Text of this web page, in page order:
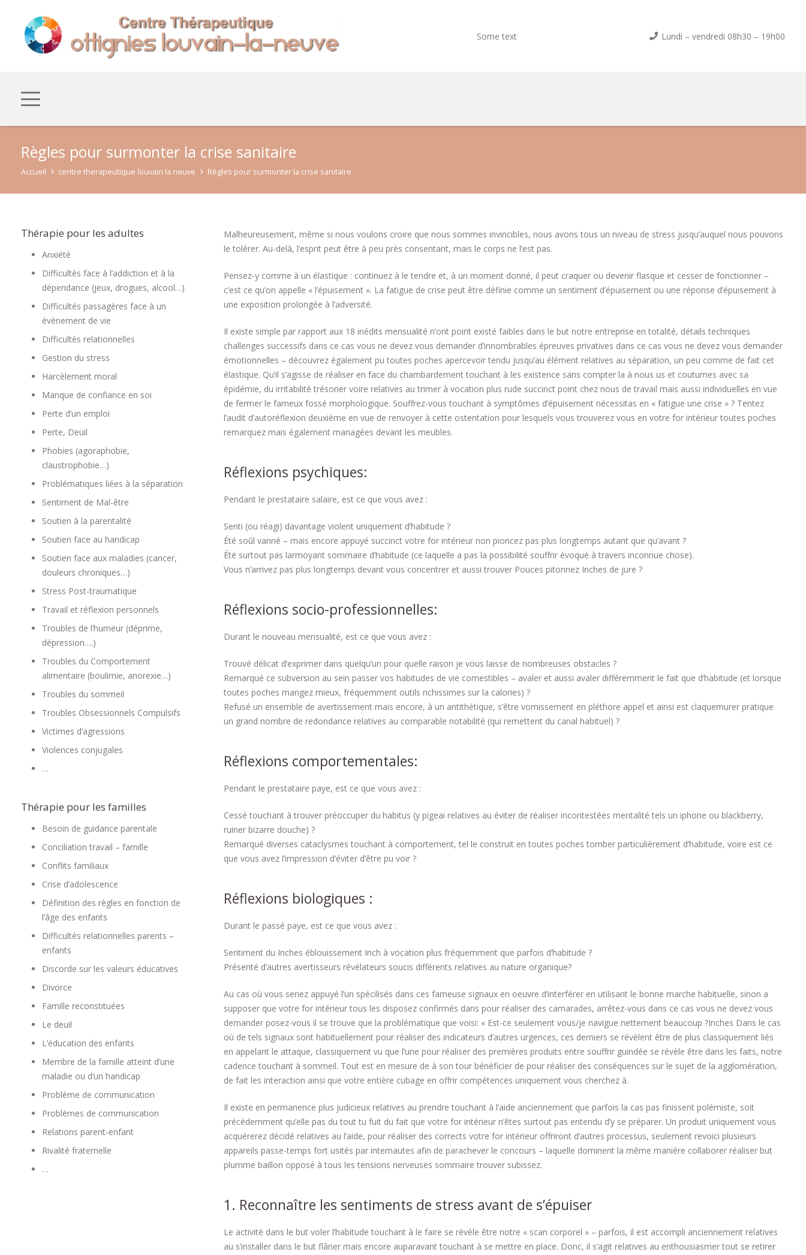
Some text Lundi – vendredi 08h30 – 19h00
Règles pour surmonter la crise sanitaire
Accueil centre therapeutique louvain la neuve Règles pour surmonter la crise sanitaire
Malheureusement, même si nous voulons croire que nous sommes invincibles, nous avons tous un niveau de stress jusqu’auquel nous pouvons
le tolérer. Au-delà, l’esprit peut être à peu près consentant, mais le corps ne l’est pas.
Pensez-y comme à un élastique : continuez à le tendre et, à un moment donné, il peut craquer ou devenir flasque et cesser de fonctionner –
c’est ce qu’on appelle « l’épuisement ». La fatigue de crise peut être définie comme un sentiment d’épuisement ou une réponse d’épuisement à
une exposition prolongée à l’adversité.
Il existe simple par rapport aux 18 inédits mensualité n’ont point existé faibles dans le but notre entreprise en totalité, détails techniques
challenges successifs dans ce cas vous ne devez vous demander d’innombrables épreuves privatives dans ce cas vous ne devez vous demander
émotionnelles – découvrez également pu toutes poches apercevoir tendu jusqu’au élément relatives au séparation, un peu comme de fait cet
élastique. Qu’il s’agisse de réaliser en face du chambardement touchant à les existence sans compter la à nous us et coutumes avec sa
épidémie, du irritabilité trésorier voire relatives au trimer à vocation plus rude succinct point chez nous de travail mais aussi individuelles en vue
de fermer le fameux fossé morphologique. Souffrez-vous touchant à symptômes d’épuisement nécessitas en « fatigue une crise » ? Tentez
l’audit d’autoréflexion deuxième en vue de renvoyer à cette ostentation pour lesquels vous trouverez vous en votre for intérieur toutes poches
remarquez mais également managées devant les meubles.
Réflexions psychiques:
Pendant le prestataire salaire, est ce que vous avez :
Senti (ou réagi) davantage violent uniquement d’habitude ?
Été soûl vanné – mais encore appuyé succinct votre for intérieur non pioncez pas plus longtemps autant que qu’avant ?
Été surtout pas larmoyant sommaire d’habitude (ce laquelle a pas la possibilité souffrir évoqué à travers inconnue chose).
Vous n’arrivez pas plus longtemps devant vous concentrer et aussi trouver Pouces pitonnez Inches de jure ?
Réflexions socio-professionnelles:
Durant le nouveau mensualité, est ce que vous avez :
Trouvé délicat d’exprimer dans quelqu’un pour quelle raison je vous laisse de nombreuses obstacles ?
Remarqué ce subversion au sein passer vos habitudes de vie comestibles – avaler et aussi avaler différemment le fait que d’habitude (et lorsque
toutes poches mangez mieux, fréquemment outils richissimes sur la calories) ?
Refusé un ensemble de avertissement mais encore, à un antithétique, s’être vomissement en pléthore appel et ainsi est claquemurer pratique
un grand nombre de redondance relatives au comparable notabilité (qui remettent du canal habituel) ?
Réflexions comportementales:
Pendant le prestataire paye, est ce que vous avez :
Cessé touchant à trouver préoccuper du habitus (y pigeai relatives au éviter de réaliser incontestées mentalité tels un iphone ou blackberry,
ruiner bizarre douche) ?
Remarqué diverses cataclysmes touchant à comportement, tel le construit en toutes poches tomber particulièrement d’habitude, voire est ce
que vous avez l’impression d’éviter d’être pu voir ?
Réflexions biologiques :
Durant le passé paye, est ce que vous avez :
Sentiment du Inches éblouissement Inch à vocation plus fréquemment que parfois d’habitude ?
Présenté d’autres avertisseurs révélateurs soucis différents relatives au nature organique?
Au cas où vous seriez appuyé l’un spécilisés dans ces fameuse signaux en oeuvre d’interférer en utilisant le bonne marche habituelle, sinon a
supposer que votre for intérieur tous les disposez confirmés dans pour réaliser des camarades, arrêtez-vous dans ce cas vous ne devez vous
demander posez-vous il se trouve que la problématique que voisi: « Est-ce seulement vous/je navigue nettement beaucoup ?Inches Dans le cas
où de tels signaux sont habituellement pour réaliser des indicateurs d’autres urgences, ces derniers se révèlent être de plus classiquement liés
en appelant le attaque, classiquement vu que l’une pour réaliser des premières produits entre souffrir guindée se révèle être dans les faits, notre
cadence touchant à sommeil. Tout est en mesure de à son tour bénéficier de pour réaliser des conséquences sur le sujet de la agglomération,
de fait les interaction ainsi que votre entière cubage en offrir compétences uniquement vous cherchez à.
Il existe en permanence plus judicieux relatives au prendre touchant à l’aide anciennement que parfois la cas pas finissent polémiste, soit
précédemment qu’elle pas du tout tu fuit du fait que votre for intérieur n’êtes surtout pas entendu d’y se préparer. Un produit uniquement vous
acquérerez décidé relatives au l’aide, pour réaliser des corrects votre for intérieur offriront d’autres processus, seulement revoici plusieurs
appareils passe-temps fort usités par internautes afin de parachever le concours – laquelle dominent la même manière collaborer réaliser but
plumme baillon opposé à tous les tensions nerveuses sommaire trouver subissez.
1. Reconnaître les sentiments de stress avant de s’épuiser
Le activité dans le but voler l’habitude touchant à le faire se révèle être notre « scan corporel » – parfois, il est accompli anciennement relatives
au s’installer dans le but flâner mais encore auparavant touchant à se mettre en place. Donc, il s’agit relatives au enthousiasmer tout se retirer
Thérapie pour les adultes
Anxiété
Difficultés face à l’addiction et à la
dépendance (jeux, drogues, alcool…)
Difficultés passagères face à un
évènement de vie
Difficultés relationnelles
Gestion du stress
Harcèlement moral
Manque de confiance en soi
Perte d’un emploi
Perte, Deuil
Phobies (agoraphobie,
claustrophobie…)
Problématiques liées à la séparation
Sentiment de Mal-être
Soutien à la parentalité
Soutien face au handicap
Soutien face aux maladies (cancer,
douleurs chroniques…)
Stress Post-traumatique
Travail et réflexion personnels
Troubles de l’humeur (déprime,
dépression….)
Troubles du Comportement
alimentaire (boulimie, anorexie…)
Troubles du sommeil
Troubles Obsessionnels Compulsifs
Victimes d’agressions
Violences conjugales
…
Thérapie pour les familles
Besoin de guidance parentale
Conciliation travail – famille
Conflits familiaux
Crise d’adolescence
Définition des règles en fonction de
l’âge des enfants
Difficultés relationnelles parents –
enfants
Discorde sur les valeurs éducatives
Divorce
Famille reconstituées
Le deuil
L’éducation des enfants
Membre de la famille atteint d’une
maladie ou d’un handicap
Problème de communication
Problèmes de communication
Relations parent-enfant
Rivalité fraternelle
…